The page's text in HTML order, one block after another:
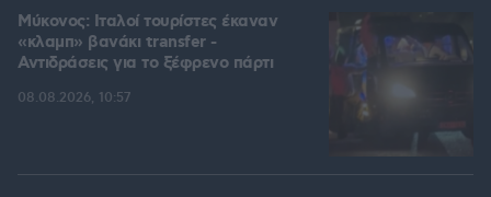
Μύκονος: Ιταλοί τουρίστες έκαναν
«κλαμπ» βανάκι transfer -
Αντιδράσεις για το ξέφρενο πάρτι
08.08.2026, 10:57